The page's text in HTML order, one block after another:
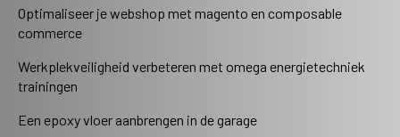
Optimaliseer je webshop met magento en composable
commerce
Werkplekveiligheid verbeteren met omega energietechniek
trainingen
Een epoxy vloer aanbrengen in de garage